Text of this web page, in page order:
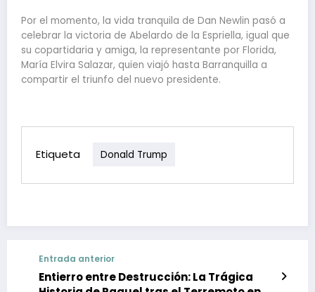
Por el momento, la vida tranquila de Dan Newlin pasó a
celebrar la victoria de Abelardo de la Espriella, igual que
su copartidaria y amiga, la representante por Florida,
María Elvira Salazar, quien viajó hasta Barranquilla a
compartir el triunfo del nuevo presidente.
Etiqueta Donald Trump
Entrada anterior
Entierro entre Destrucción: La Trágica